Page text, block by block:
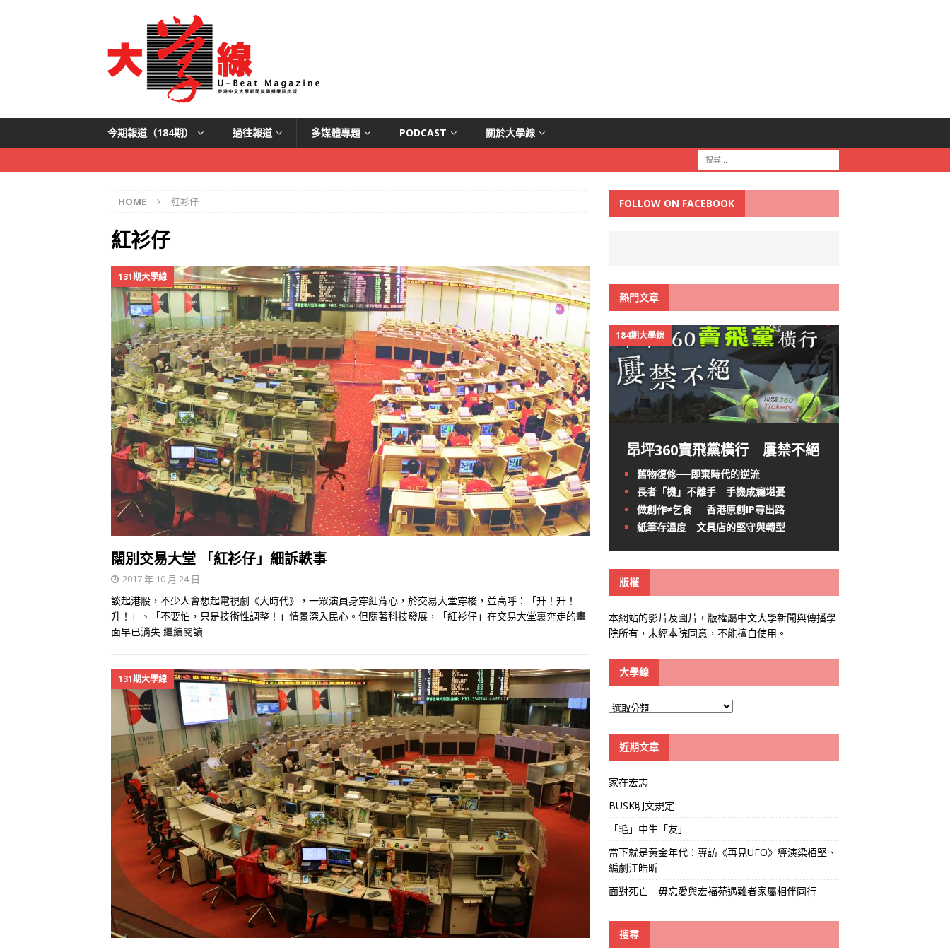
今期報道（184期） 過往報道 多媒體專題 PODCAST 關於大學線
HOME 紅衫仔
紅衫仔
131期大學線
闊別交易大堂 「紅衫仔」細訴軼事
2017 年 10 月 24 日
談起港股，不少人會想起電視劇《大時代》，一眾演員身穿紅背心，於交易大堂穿梭，並高呼：「升！升！
升！」、「不要怕，只是技術性調整！」情景深入民心。但隨著科技發展，「紅衫仔」在交易大堂裏奔走的畫
面早已消失 繼續閱讀
131期大學線
FOLLOW ON FACEBOOK
熱門文章
184期大學線
昂坪360賣飛黨橫行 屢禁不絕
舊物復修──即棄時代的逆流
長者「機」不離手 手機成癮堪憂
做創作≠乞食──香港原創IP尋出路
紙筆存溫度 文具店的堅守與轉型
版權
本網站的影片及圖片，版權屬中文大學新聞與傳播學
院所有，未經本院同意，不能擅自使用。
大學線
大
線
近期文章
家在宏志
BUSK明文規定
「毛」中生「友」
當下就是黃金年代：專訪《再見UFO》導演梁栢堅、
編劇江皓昕
面對死亡 毋忘愛與宏福苑遇難者家屬相伴同行
搜尋